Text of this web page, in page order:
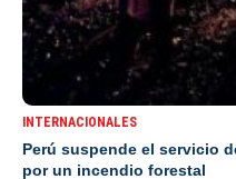
INTERNACIONALES
Perú suspende el servicio
por un incendio forestal